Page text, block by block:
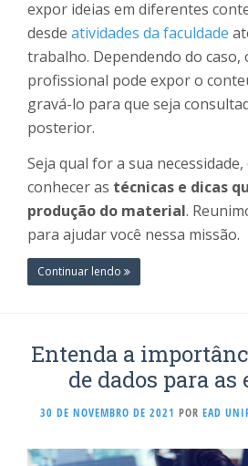
expor ideias em diferentes
desde atividades da faculdade
trabalho. Dependendo do caso,
profissional pode expor o
gravá-lo para que seja
posterior.
Seja qual for a sua
conhecer as técnicas e dicas
produção do material.
para ajudar você nessa missão.
Continuar lendo
Entenda a
de dados para as
30 DE NOVEMBRO DE 2021 POR EAD